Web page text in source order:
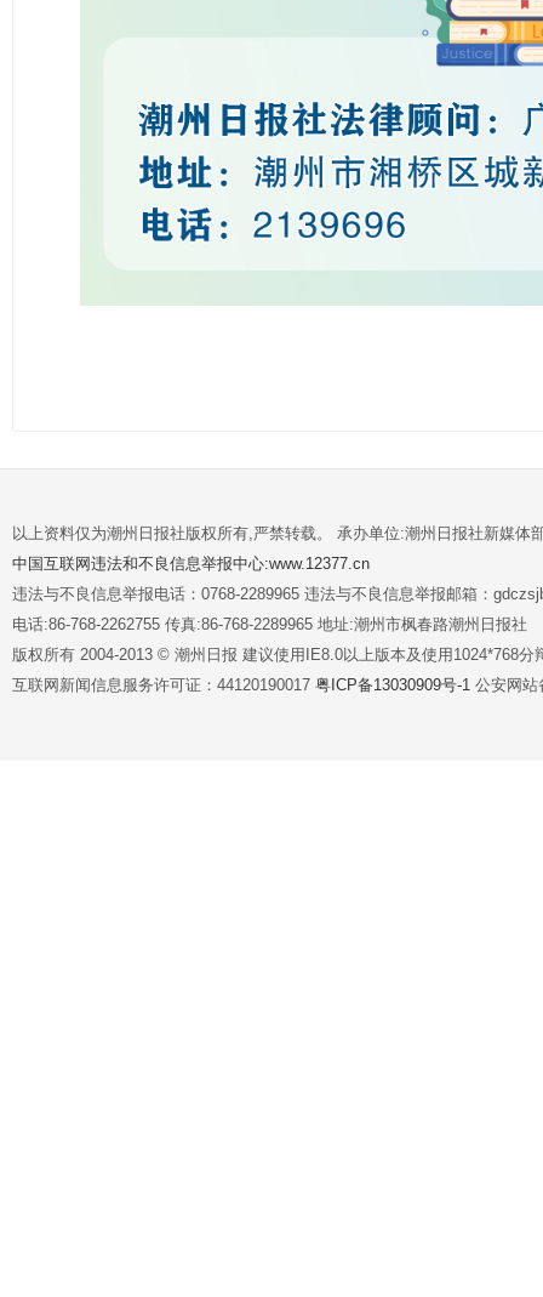
以上资料仅为潮州日报社版权所有,严禁转载。 承办单位:潮州日报社新媒体
中国互联网违法和不良信息举报中心:www.12377.cn
违法与不良信息举报电话：0768-2289965 违法与不良信息举报邮箱：
电话:86-768-2262755 传真:86-768-2289965 地址:潮州市枫春路潮州日报社
版权所有 2004-2013 © 潮州日报 建议使用IE8.0以上版本及使用1024*768分
互联网新闻信息服务许可证：44120190017 粤ICP备13030909号-1 公安网站